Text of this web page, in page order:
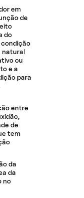
em
de
do
condição
natural
ou
e a
para
entre
de
tem
da
da
no